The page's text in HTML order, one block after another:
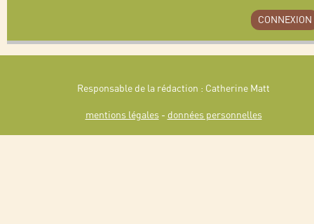
CONNEXION
Responsable de la rédaction : Catherine Matt
mentions légales - données personnelles